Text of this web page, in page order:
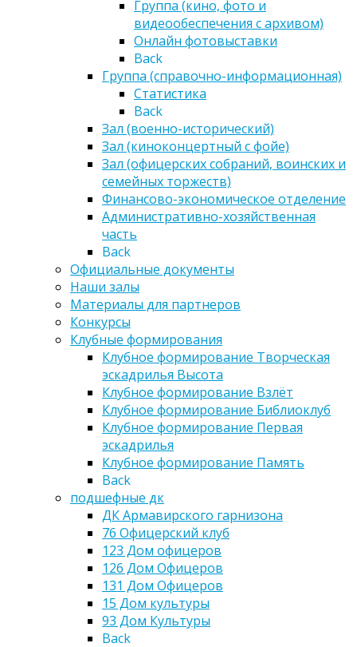
Группа (кино, фото и
видеообеспечения с архивом)
Онлайн фотовыставки
Back
Группа (справочно-информационная)
Статистика
Back
Зал (военно-исторический)
Зал (киноконцертный с фойе)
Зал (офицерских собраний, воинских и
семейных торжеств)
Финансово-экономическое отделение
Административно-хозяйственная
часть
Back
Официальные документы
Наши залы
Материалы для партнеров
Конкурсы
Клубные формирования
Клубное формирование Творческая
эскадрилья Высота
Клубное формирование Взлёт
Клубное формирование Библиоклуб
Клубное формирование Первая
эскадрилья
Клубное формирование Память
Back
подшефные дк
ДК Армавирского гарнизона
76 Офицерский клуб
123 Дом офицеров
126 Дом Офицеров
131 Дом Офицеров
15 Дом культуры
93 Дом Культуры
Back